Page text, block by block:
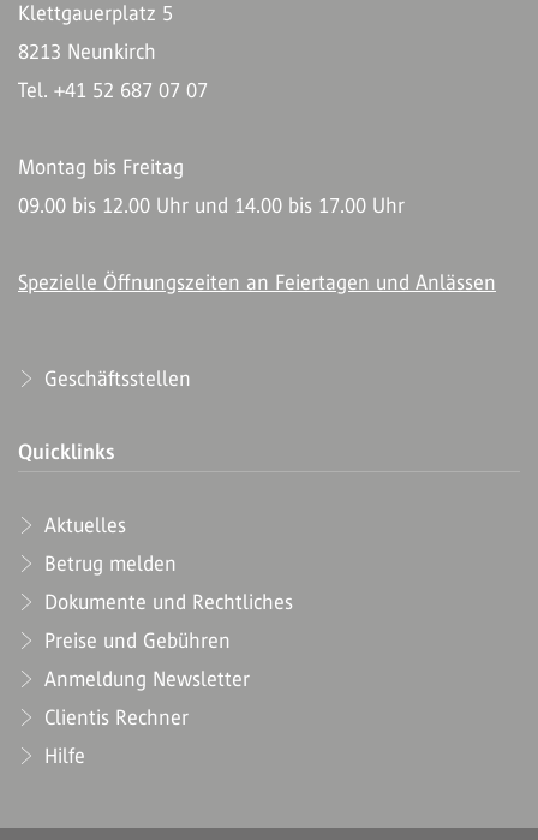
Klettgauerplatz 5
8213 Neunkirch
Tel. +41 52 687 07 07
Montag bis Freitag
09.00 bis 12.00 Uhr und 14.00 bis 17.00 Uhr
Spezielle Öffnungszeiten an Feiertagen und Anlässen
Geschäftsstellen
Quicklinks
Aktuelles
Betrug melden
Dokumente und Rechtliches
Preise und Gebühren
Anmeldung Newsletter
Clientis Rechner
Hilfe